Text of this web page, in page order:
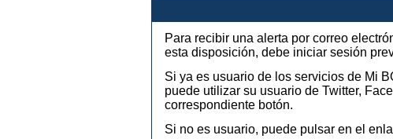
Para recibir una alerta por correo
esta disposición, debe iniciar sesión
Si ya es usuario de los servicios de Mi
puede utilizar su usuario de Twitter,
correspondiente botón.
Si no es usuario, puede pulsar en el